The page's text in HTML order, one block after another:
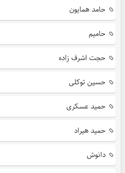
حامد همایون
حامیم
حجت اشرف زاده
حسین توکلی
حمید عسکری
حمید هیراد
دانوش